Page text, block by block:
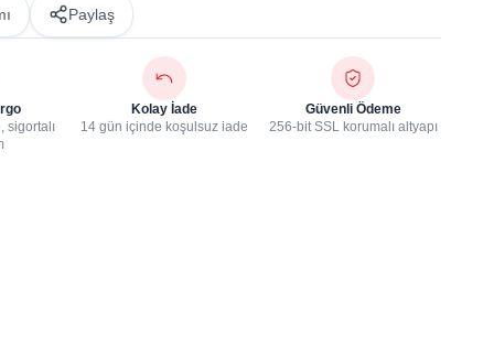
Paylaş
sigortalı
Kolay İade
14 gün içinde koşulsuz iade
Güvenli Ödeme
256-bit SSL korumalı altyapı